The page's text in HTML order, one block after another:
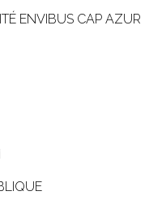
ENVIBUS CAP AZUR